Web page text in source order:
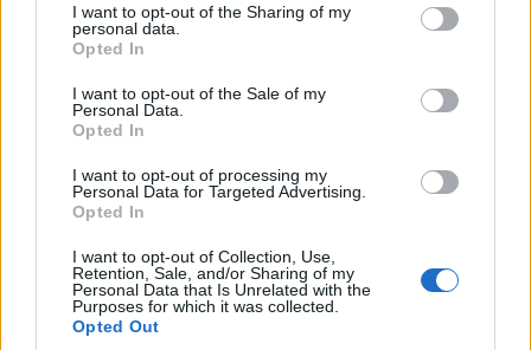
not limited to your visit or usage behaviour. You may click to
grant or deny consent to Google and its third-party tags to
use your data for below specified purposes in below Google
consent section.
I want to opt-out of the Sharing of my
personal data.
Opted In
I want to opt-out of the Sale of my
Personal Data.
Opted In
I want to opt-out of processing my
Personal Data for Targeted Advertising.
Opted In
I want to opt-out of Collection, Use,
Retention, Sale, and/or Sharing of my
Personal Data that Is Unrelated with the
Purposes for which it was collected.
Opted Out